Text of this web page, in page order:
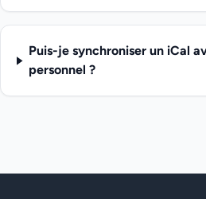
Puis-je synchroniser un iCal
personnel ?